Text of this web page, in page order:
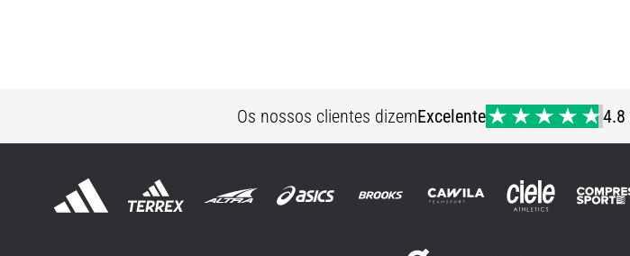
Os nossos clientes dizemExcelente 4.8